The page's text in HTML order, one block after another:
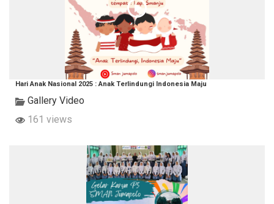
Hari Anak Nasional 2025 : Anak Terlindungi Indonesia Maju
Gallery Video
161 views